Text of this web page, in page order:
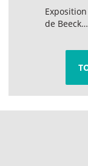
de Beeck…